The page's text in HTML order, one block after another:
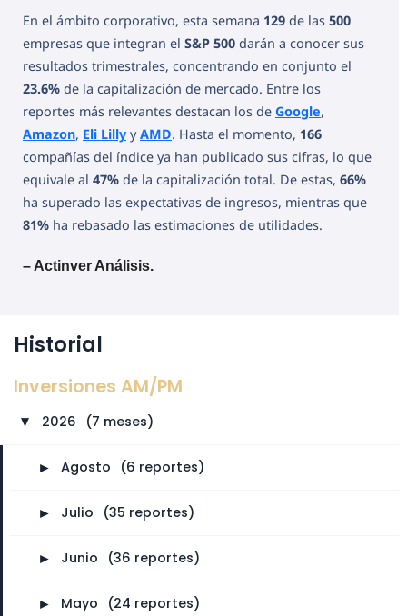
En el ámbito corporativo, esta semana 129 de las 500
empresas que integran el S&P 500 darán a conocer sus
resultados trimestrales, concentrando en conjunto el
23.6% de la capitalización de mercado. Entre los
reportes más relevantes destacan los de Google,
Amazon, Eli Lilly yAMD. Hasta el momento, 166
compañías del índice ya han publicado sus cifras, lo que
equivale al 47% de la capitalización total. De estas, 66%
ha superado las expectativas de ingresos, mientras que
81% ha rebasado las estimaciones de utilidades.
– Actinver Análisis.
Historial
Inversiones AM/PM
► 2026 (7 meses)
► Agosto (6 reportes)
► Julio (35 reportes)
► Junio (36 reportes)
► Mayo (24 reportes)